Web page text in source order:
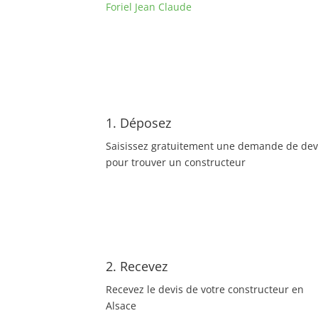
Foriel Jean Claude
1. Déposez
Saisissez gratuitement une demande de
pour trouver un constructeur
2. Recevez
Recevez le devis de votre constructeur en
Alsace